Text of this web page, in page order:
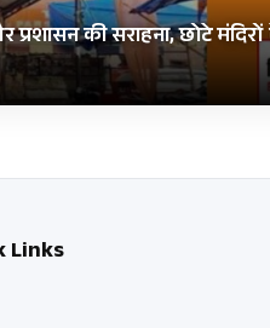
की सराहना, छोटे
Links